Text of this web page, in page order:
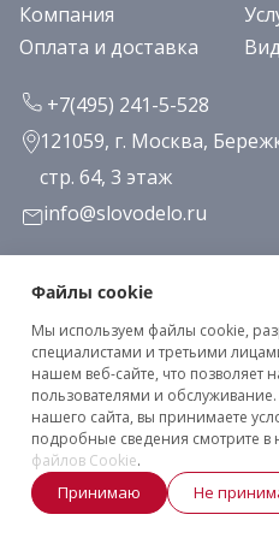
Компания
Оплата и доставка
+7(495) 241-5-528
121059, г. Москва,
стр. 64, 3 этаж
info@slovodelo.ru
Заказать звонок
Подписаться на
Клиентское соглашение
Политика
2026 © «Словодело». Все
Файлы cookie
Мы используем файлы cookie,
специалистами и третьими
нашем веб-сайте, что позволяет
пользователями и
нашего сайта, вы принимаете
подробные сведения смотрите в
файлов Cookie.
Принимаю Не